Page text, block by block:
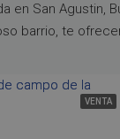
en San
barrio, te
VENTA